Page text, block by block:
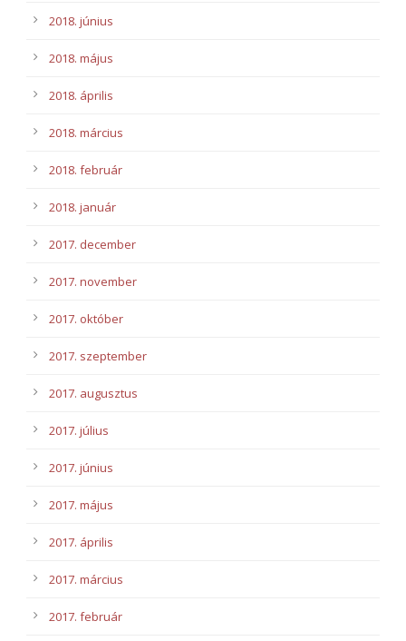
2018. június
2018. május
2018. április
2018. március
2018. február
2018. január
2017. december
2017. november
2017. október
2017. szeptember
2017. augusztus
2017. július
2017. június
2017. május
2017. április
2017. március
2017. február